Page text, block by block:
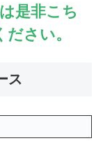
是非こち
さい。
ス